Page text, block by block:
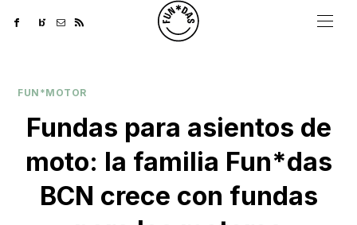
FUN*MOTOR
Fundas para asientos de
moto: la familia Fun*das
BCN crece con fundas